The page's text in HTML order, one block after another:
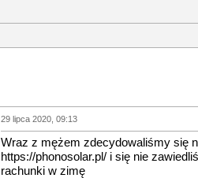
29 lipca 2020, 09:13
Wraz z mężem zdecydowaliśmy się
https://phonosolar.pl/ i się nie
rachunki w zimę